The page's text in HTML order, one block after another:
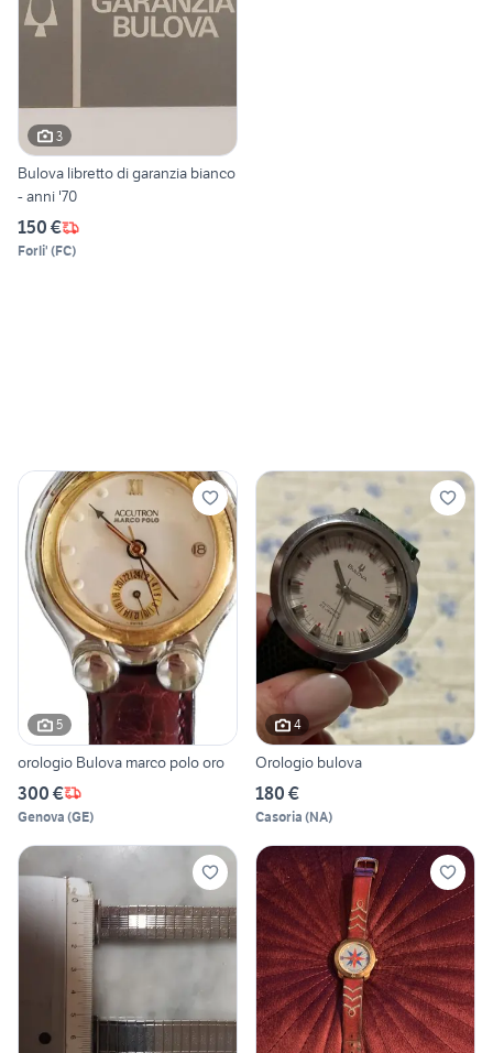
3
Bulova libretto di garanzia bianco
- anni '70
150 €
Forli' (FC)
5
orologio Bulova marco polo oro
300 €
Genova (GE)
4
Orologio bulova
180 €
Casoria (NA)